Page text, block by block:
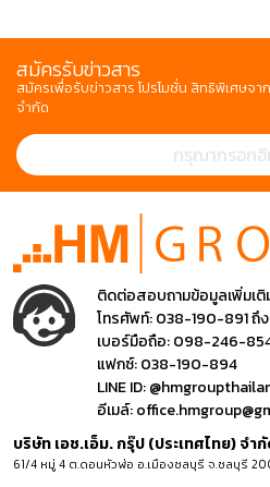
สมัครรับข่าวสาร
สมัครเพื่อรับข่าวสาร โปรโมชั่น สิทธิพิเศษจา
จำกัด
ติดต่อสอบถามข้อมูลเพิ่มเติ
โทรศัพท์:038-190-891 ถึ
เบอร์มือถือ:098-246-
แฟกซ์:038-190-894
LINE ID:
อีเมล์:
บริษัท เอช.เอ็ม. กรุ๊ป (ประเทศไทย) จำ
61/4 หมู่ 4 ต.ดอนหัวฬ่อ อ.เมืองชลบุรี จ.ชลบุรี